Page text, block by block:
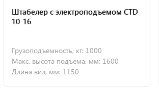
Штабелер с электроподъемом CTD
10-16
Грузоподъемность, кг: 1000
Макс. высота подъема, мм: 1600
Длина вил, мм: 1150